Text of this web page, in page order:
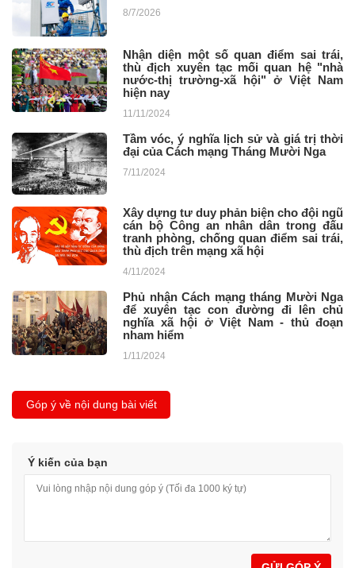
8/7/2026
Nhận diện một số quan điểm sai trái,
thù địch xuyên tạc mối quan hệ "nhà
nước-thị trường-xã hội" ở Việt Nam
hiện nay
11/11/2024
Tầm vóc, ý nghĩa lịch sử và giá trị thời
đại của Cách mạng Tháng Mười Nga
7/11/2024
Xây dựng tư duy phản biện cho đội ngũ
cán bộ Công an nhân dân trong đấu
tranh phòng, chống quan điểm sai trái,
thù địch trên mạng xã hội
4/11/2024
Phủ nhận Cách mạng tháng Mười Nga
để xuyên tạc con đường đi lên chủ
nghĩa xã hội ở Việt Nam - thủ đoạn
nham hiểm
1/11/2024
Góp ý về nội dung bài viết
Ý kiến của bạn